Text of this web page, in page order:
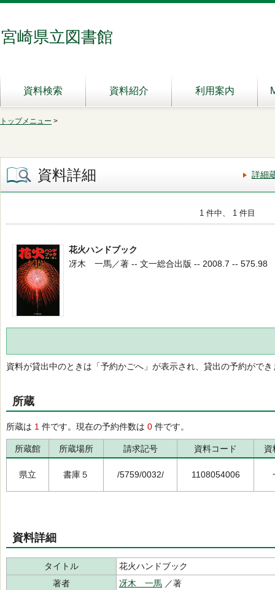
宮崎県立図書館
資料検索 資料紹介 利用案内
トップメニュー >
資料詳細 詳細
1 件中、 1 件目
花火ハンドブック
冴木 一馬／著 -- 文一総合出版 -- 2008.7 -- 575.98
資料が貸出中のときは「予約かごへ」が表示され、貸出の予約ができ
所蔵
所蔵は 1 件です。現在の予約件数は 0 件です。
所蔵館 所蔵場所 請求記号 資料コード 資
県立 書庫５ /5759/0032/ 1108054006
資料詳細
タイトル
花火ハンドブック
著者
冴木 一馬 ／著